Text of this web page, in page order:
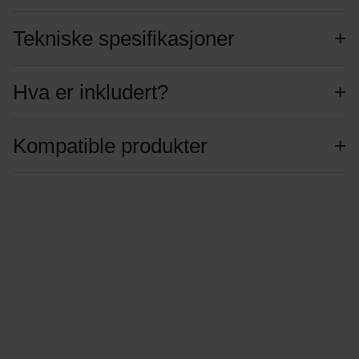
Tekniske spesifikasjoner
Hva er inkludert?
Kompatible produkter